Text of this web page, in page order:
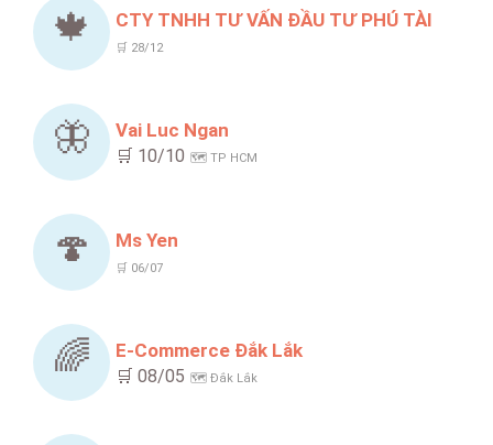
🍁 CTY TNHH TƯ VẤN ĐẦU TƯ PHÚ TÀI
🛒 28/12
🦋 Vai Luc Ngan
🛒 10/10 🗺️ TP HCM
🍄 Ms Yen
🛒 06/07
🌈 E-Commerce Đắk Lắk
🛒 08/05 🗺️ Đắk Lắk